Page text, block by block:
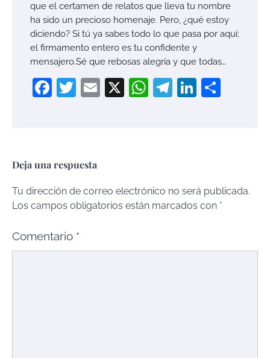
que el certamen de relatos que lleva tu nombre
ha sido un precioso homenaje. Pero, ¿qué estoy
diciendo? Si tú ya sabes todo lo que pasa por aquí;
el firmamento entero es tu confidente y
mensajero.Sé que rebosas alegría y que todas…
Facebook
Twitter
Email
X WhatsApp
Telegram
Deja una respuesta
Tu dirección de correo electrónico no será publicada.
Los campos obligatorios están marcados con *
Comentario *